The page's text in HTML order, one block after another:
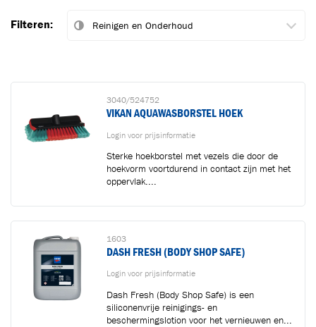
Filteren:
3040/524752
VIKAN AQUAWASBORSTEL HOEK
Login voor prijsinformatie
Sterke hoekborstel met vezels die door de
hoekvorm voortdurend in contact zijn met het
oppervlak....
1603
DASH FRESH (BODY SHOP SAFE)
Login voor prijsinformatie
Dash Fresh (Body Shop Safe) is een
siliconenvrije reinigings- en
beschermingslotion voor het vernieuwen en...